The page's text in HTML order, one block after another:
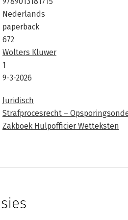
Nederlands
paperback
672
Wolters Kluwer
1
9-3-2026
Juridisch
Strafprocesrecht –
Zakboek Hulpofficier Wetteksten